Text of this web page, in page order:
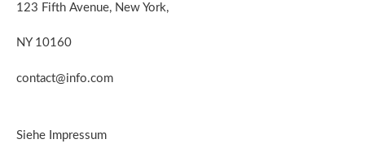
123 Fifth Avenue, New York,
NY 10160
contact@info.com
Siehe Impressum